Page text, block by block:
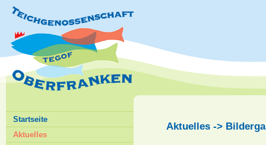
Startseite
Aktuelles
Aktuelles ->